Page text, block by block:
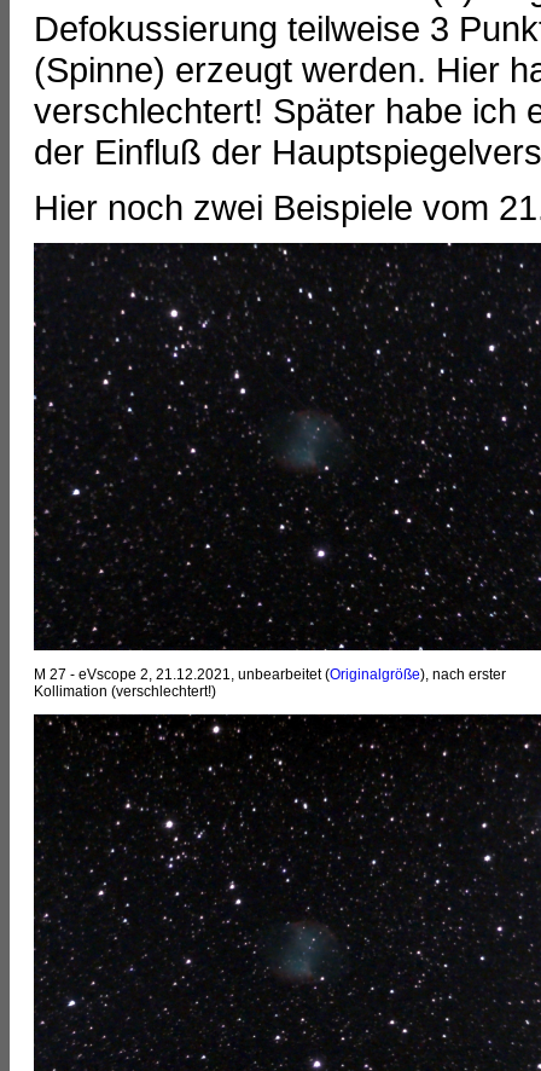
Defokussierung teilweise 3
(Spinne) erzeugt werden. Hier
verschlechtert! Später habe ich
der Einfluß der
Hier noch zwei Beispiele vom
M 27 - eVscope 2, 21.12.2021, unbearbeitet (Originalgröße), nach erster
Kollimation (verschlechtert!)